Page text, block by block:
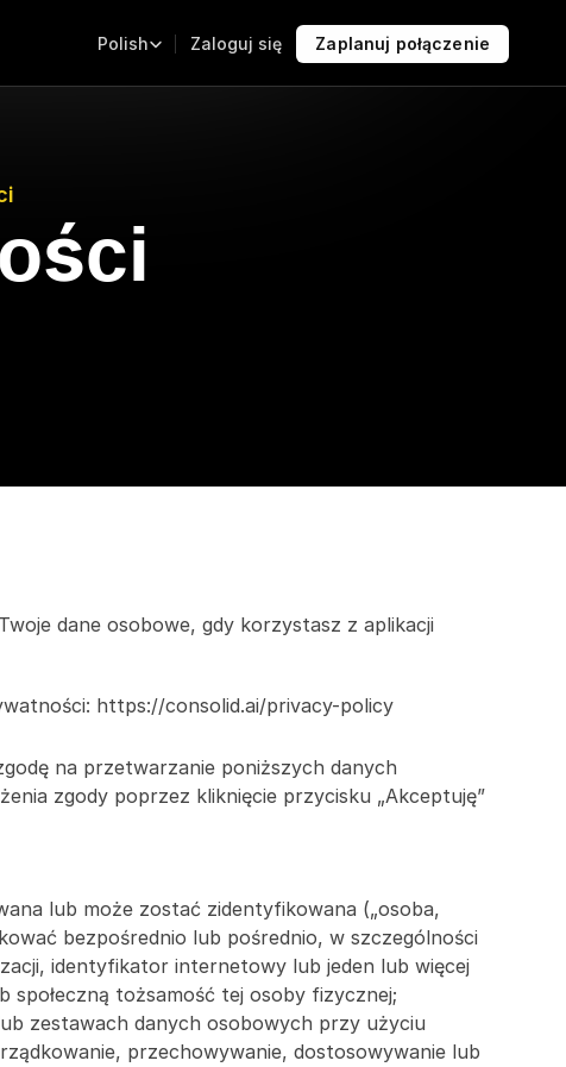
Polish Zaloguj się Zaplanuj połączenie
dane osobowe, gdy korzystasz z aplikacji
https://consolid.ai/privacy-policy
na przetwarzanie poniższych danych
zgody poprzez kliknięcie przycisku „Akceptuję”
lub może zostać zidentyfikowana („osoba,
bezpośrednio lub pośrednio, w szczególności
identyfikator internetowy lub jeden lub więcej
tożsamość tej osoby fizycznej;
zestawach danych osobowych przy użyciu
przechowywanie, dostosowywanie lub